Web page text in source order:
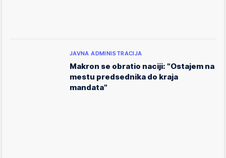
JAVNA ADMINISTRACIJA
Makron se obratio naciji: "Ostajem na
mestu predsednika do kraja
mandata"